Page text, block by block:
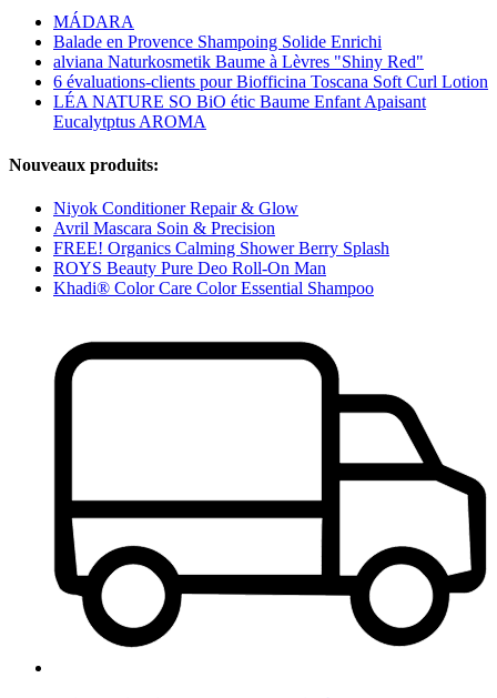
MÁDARA
Balade en Provence Shampoing Solide Enrichi
alviana Naturkosmetik Baume à Lèvres "Shiny Red"
6 évaluations-clients pour Biofficina Toscana Soft Curl Lotion
LÉA NATURE SO BiO étic Baume Enfant Apaisant
Eucalytptus AROMA
Nouveaux produits:
Niyok Conditioner Repair & Glow
Avril Mascara Soin & Precision
FREE! Organics Calming Shower Berry Splash
ROYS Beauty Pure Deo Roll-On Man
Khadi® Color Care Color Essential Shampoo